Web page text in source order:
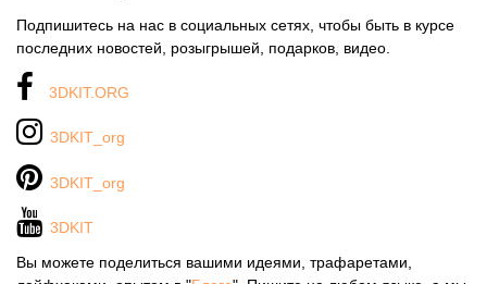
Подпишитесь на нас в социальных сетях, чтобы быть в курсе
последних новостей, розыгрышей, подарков, видео.
3DKIT.ORG
3DKIT_org
3DKIT_org
3DKIT
Вы можете поделиться вашими идеями, трафаретами,